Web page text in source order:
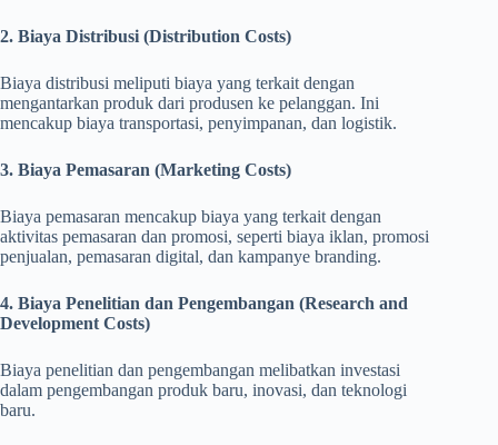
2. Biaya Distribusi (Distribution Costs)
Biaya distribusi meliputi biaya yang terkait dengan
mengantarkan produk dari produsen ke pelanggan. Ini
mencakup biaya transportasi, penyimpanan, dan logistik.
3. Biaya Pemasaran (Marketing Costs)
Biaya pemasaran mencakup biaya yang terkait dengan
aktivitas pemasaran dan promosi, seperti biaya iklan, promosi
penjualan, pemasaran digital, dan kampanye branding.
4. Biaya Penelitian dan Pengembangan (Research and
Development Costs)
Biaya penelitian dan pengembangan melibatkan investasi
dalam pengembangan produk baru, inovasi, dan teknologi
baru.